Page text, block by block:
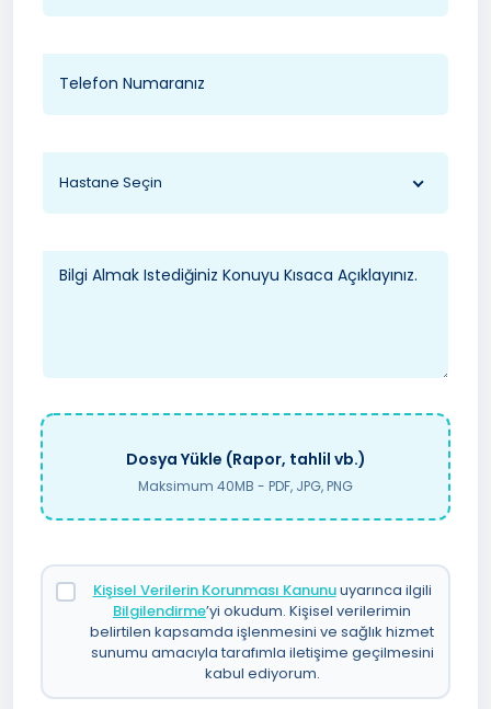
Hastane Seçin
Dosya Yükle (Rapor, tahlil vb.)
Maksimum 40MB - PDF, JPG, PNG
Kişisel Verilerin Korunması Kanunuuyarınca ilgili
Bilgilendirme’yi okudum. Kişisel verilerimin
belirtilen kapsamda işlenmesini ve sağlık hizmet
sunumu amacıyla tarafımla iletişime geçilmesini
kabul ediyorum.